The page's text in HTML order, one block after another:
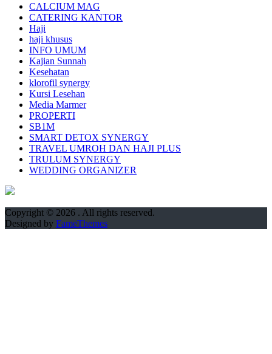
CALCIUM MAG
CATERING KANTOR
Haji
haji khusus
INFO UMUM
Kajian Sunnah
Kesehatan
klorofil synergy
Kursi Lesehan
Media Marmer
PROPERTI
SB1M
SMART DETOX SYNERGY
TRAVEL UMROH DAN HAJI PLUS
TRULUM SYNERGY
WEDDING ORGANIZER
Copyright © 2026 . All rights reserved.
Designed by FameThemes